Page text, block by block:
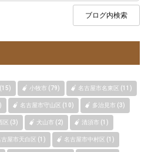
小牧市 (79) 名古屋市名東区 (11)
名古屋市守山区 (10) 多治見市 (3)
区 (3) 犬山市 (2) 清須市 (1)
古屋市天白区 (1) 名古屋市中村区 (1)